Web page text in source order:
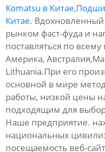
Komatsu в Китае,
Китае.
рынком фаст-фуда и
поставляться по
Америка,
Lithuania.При его
основной в мире
работы, низкой цены
подходящим для
Наше предприятие.
национальных
посещаемость веб-